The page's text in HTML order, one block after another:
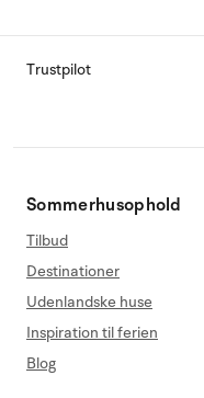
Trustpilot
Sommerhusophold
Tilbud
Destinationer
Udenlandske huse
Inspiration til ferien
Blog